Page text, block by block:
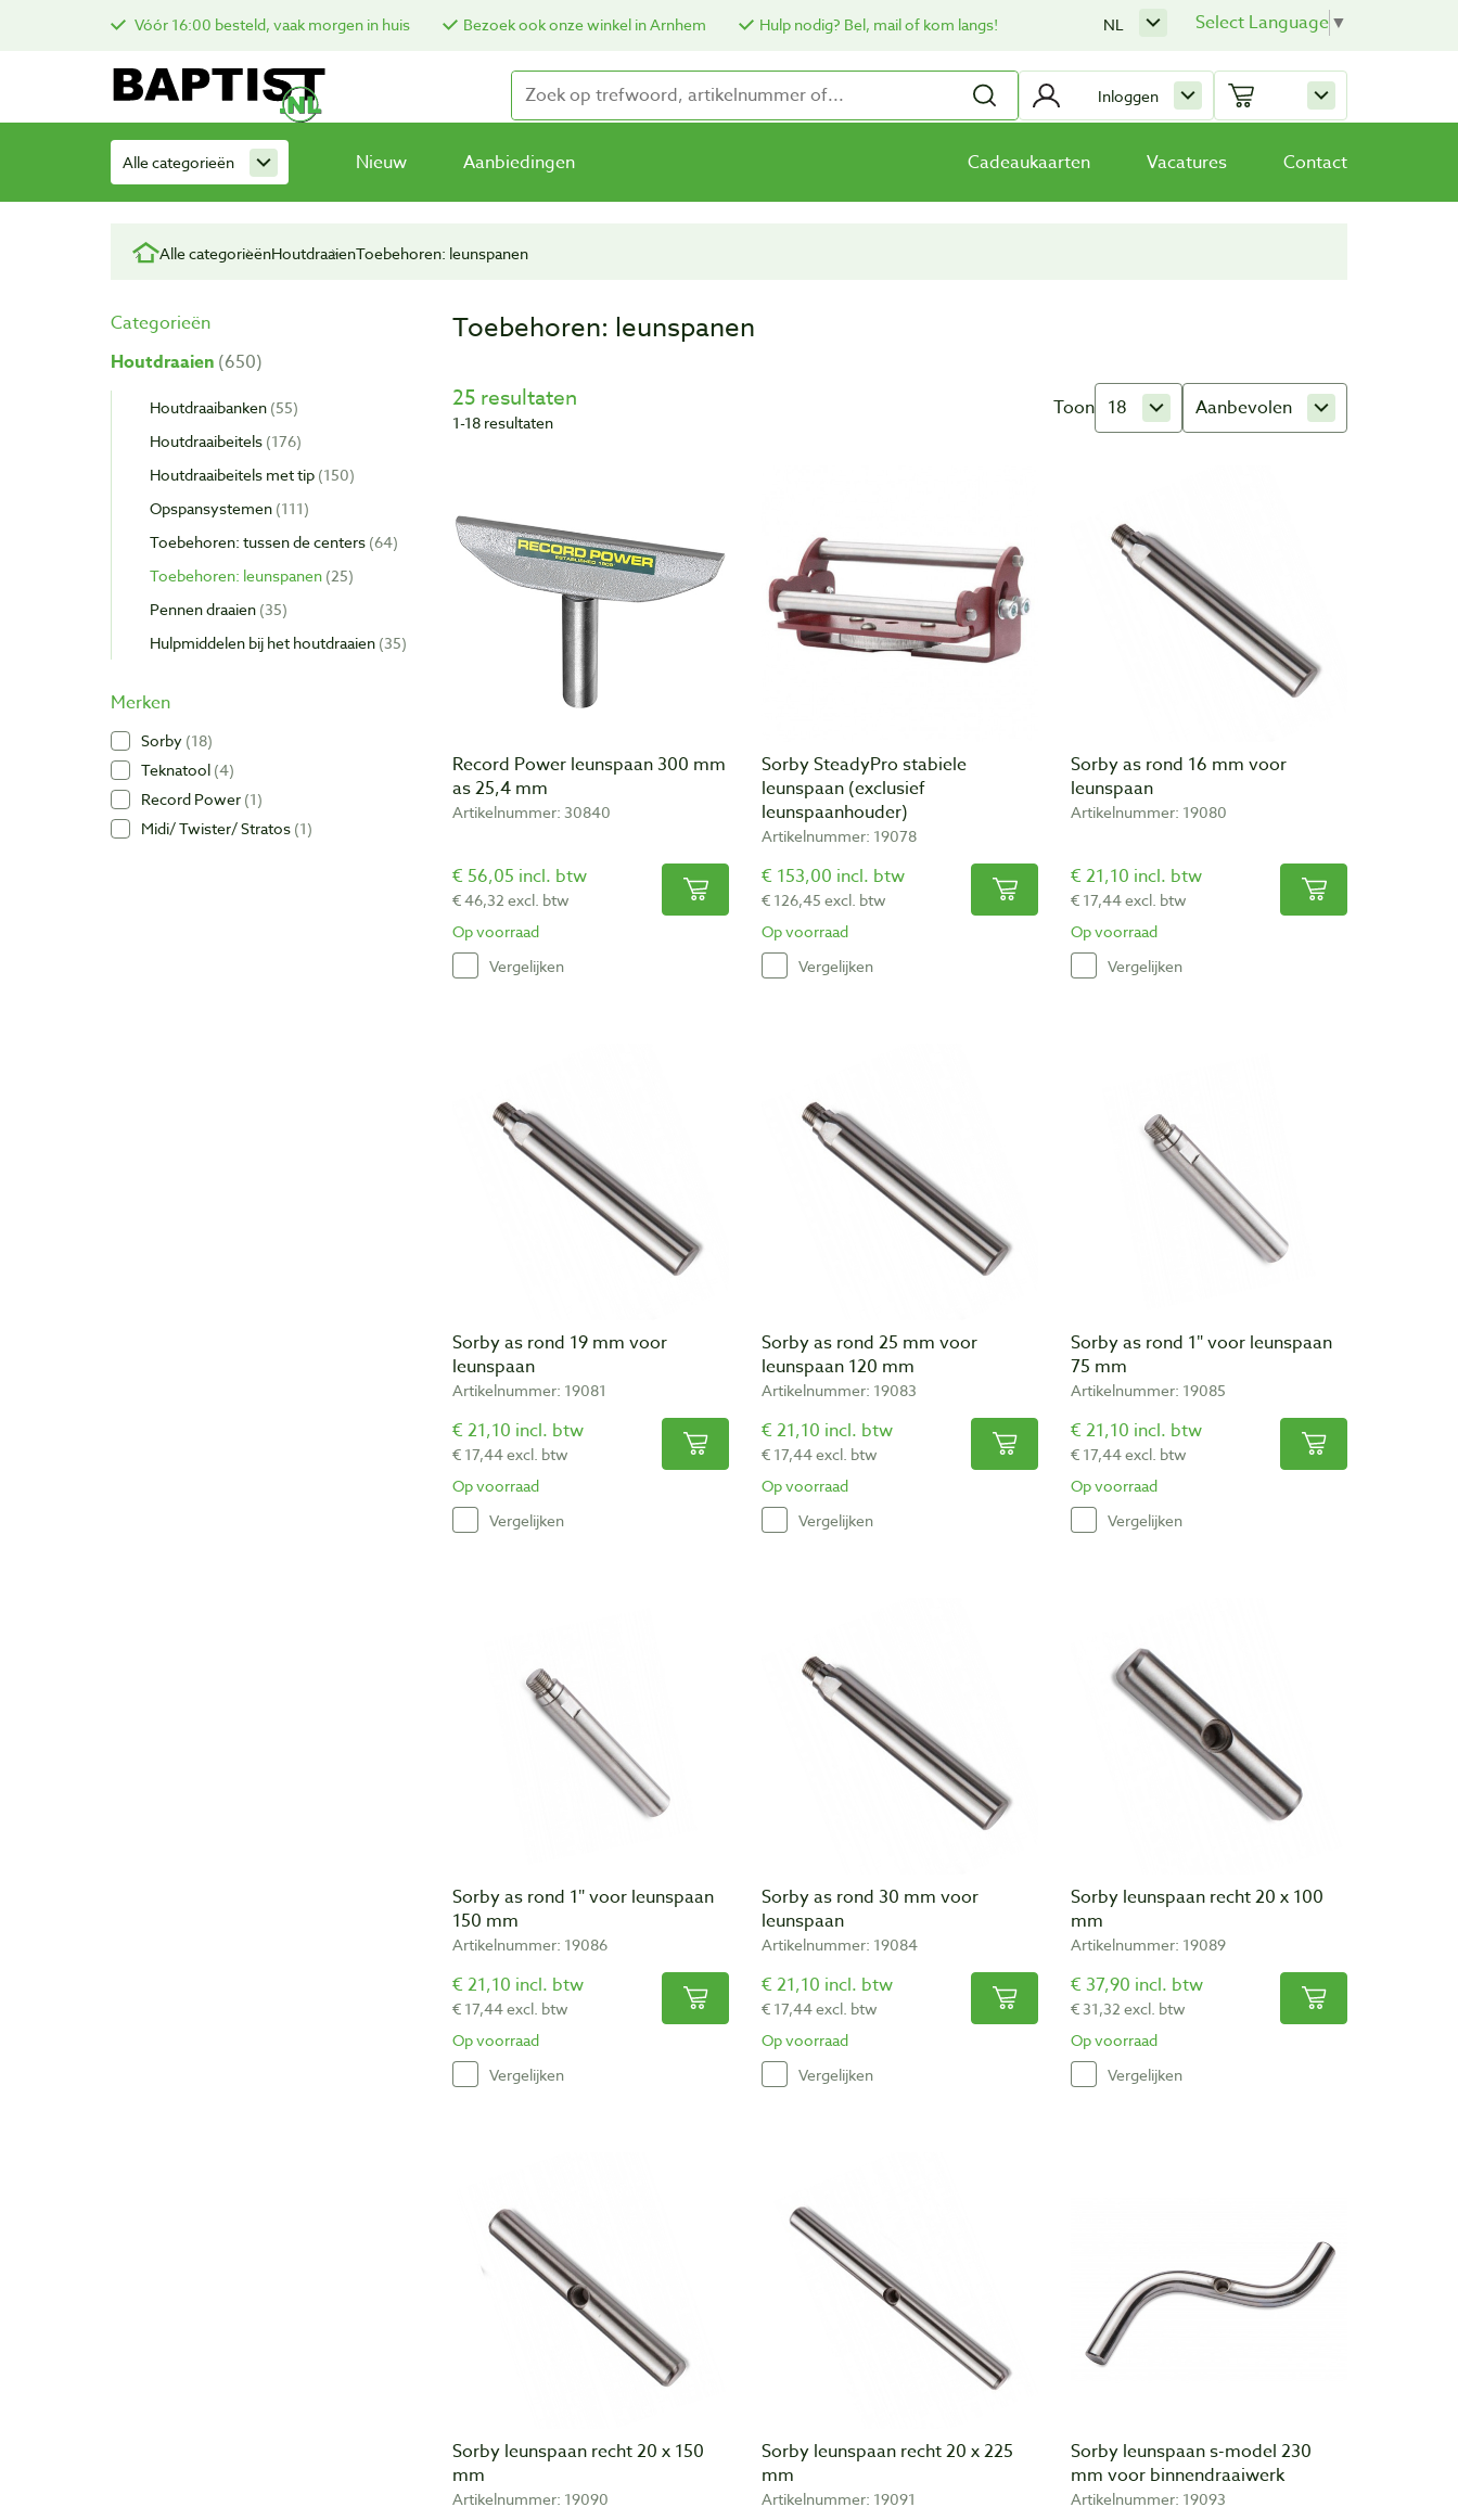
Vóór 16:00 besteld, vaak morgen in huis Bezoek ook onze winkel in Arnhem Hulp nodig? Bel, mail of kom langs! Select Language▼
NL
Inloggen
Alle categorieën Nieuw Aanbiedingen Cadeaukaarten Vacatures Contact
Alle categorieënHoutdraaienToebehoren: leunspanen
Categorieën
Houtdraaien 650
Houtdraaibanken 55
Houtdraaibeitels 176
Houtdraaibeitels met tip 150
Opspansystemen 111
Toebehoren: tussen de centers 64
Toebehoren: leunspanen 25
Pennen draaien 35
Hulpmiddelen bij het houtdraaien 35
Merken
Sorby 18
Teknatool 4
Record Power 1
Midi/ Twister/ Stratos 1
Toebehoren: leunspanen
25 resultaten
1-18 resultaten
Toon 18 Aanbevolen
Record Power leunspaan 300 mm
as 25,4 mm
Artikelnummer: 30840
€ 56,05 incl. btw
€ 46,32 excl. btw
Op voorraad
Vergelijken
Sorby SteadyPro stabiele
leunspaan (exclusief
leunspaanhouder)
Artikelnummer: 19078
€ 153,00 incl. btw
€ 126,45 excl. btw
Op voorraad
Vergelijken
Sorby as rond 16 mm voor
leunspaan
Artikelnummer: 19080
€ 21,10 incl. btw
€ 17,44 excl. btw
Op voorraad
Vergelijken
Sorby as rond 19 mm voor
leunspaan
Artikelnummer: 19081
€ 21,10 incl. btw
€ 17,44 excl. btw
Op voorraad
Vergelijken
Sorby as rond 25 mm voor
leunspaan 120 mm
Artikelnummer: 19083
€ 21,10 incl. btw
€ 17,44 excl. btw
Op voorraad
Vergelijken
Sorby as rond 1″ voor leunspaan
75 mm
Artikelnummer: 19085
€ 21,10 incl. btw
€ 17,44 excl. btw
Op voorraad
Vergelijken
Sorby as rond 1″ voor leunspaan
150 mm
Artikelnummer: 19086
€ 21,10 incl. btw
€ 17,44 excl. btw
Op voorraad
Vergelijken
Sorby as rond 30 mm voor
leunspaan
Artikelnummer: 19084
€ 21,10 incl. btw
€ 17,44 excl. btw
Op voorraad
Vergelijken
Sorby leunspaan recht 20 x 100
mm
Artikelnummer: 19089
€ 37,90 incl. btw
€ 31,32 excl. btw
Op voorraad
Vergelijken
Sorby leunspaan recht 20 x 150
mm
Artikelnummer: 19090
Sorby leunspaan recht 20 x 225
mm
Artikelnummer: 19091
Sorby leunspaan s-model 230
mm voor binnendraaiwerk
Artikelnummer: 19093